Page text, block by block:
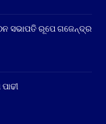
ସଭାପତି ରୂପେ ଗଜେନ୍ଦ୍ର